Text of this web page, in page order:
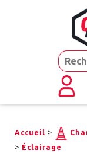
Accueil >
> Éclairage